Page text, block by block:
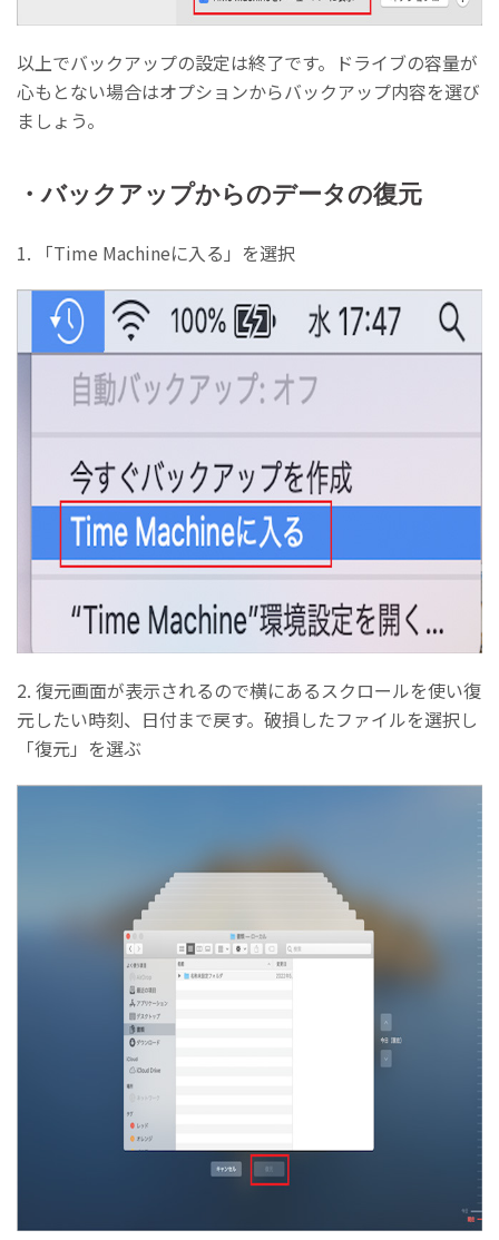
以上でバックアップの設定は終了です。ドライブの容量が
心もとない場合はオプションからバックアップ内容を選び
ましょう。
・バックアップからのデータの復元
1. 「Time Machineに入る」を選択
2. 復元画面が表示されるので横にあるスクロールを使い復
元したい時刻、日付まで戻す。破損したファイルを選択し
「復元」を選ぶ